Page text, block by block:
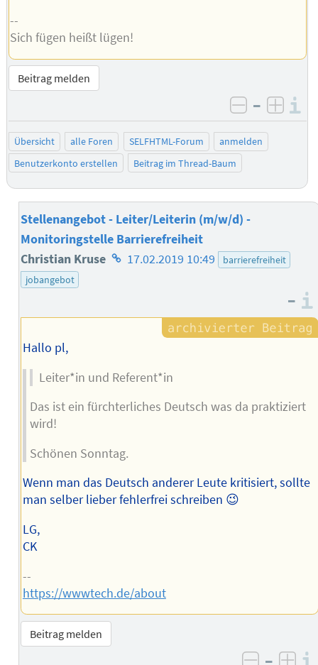
--
Sich fügen heißt lügen!
Beitrag melden
negativ
–
Übersicht alle Foren SELFHTML-Forum
anmelden
Benutzerkonto erstellen
Beitrag im Thread-Baum
Stellenangebot - Leiter/Leiterin (m/w/d) -
Monitoringstelle Barrierefreiheit
Christian Kruse Homepage
17.02.2019 10:49
barrierefreiheit
jobangebot
–
Hallo pl,
Leiter*in und Referent*in
Das ist ein fürchterliches Deutsch was da praktiziert
wird!
Schönen Sonntag.
Wenn man das Deutsch anderer Leute kritisiert, sollte
man selber lieber fehlerfrei schreiben 😉
LG,
CK
--
https://wwwtech.de/about
Beitrag melden
–